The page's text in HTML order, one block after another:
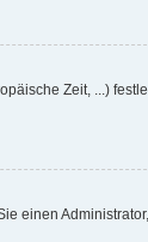
Zeit, ...)
einen